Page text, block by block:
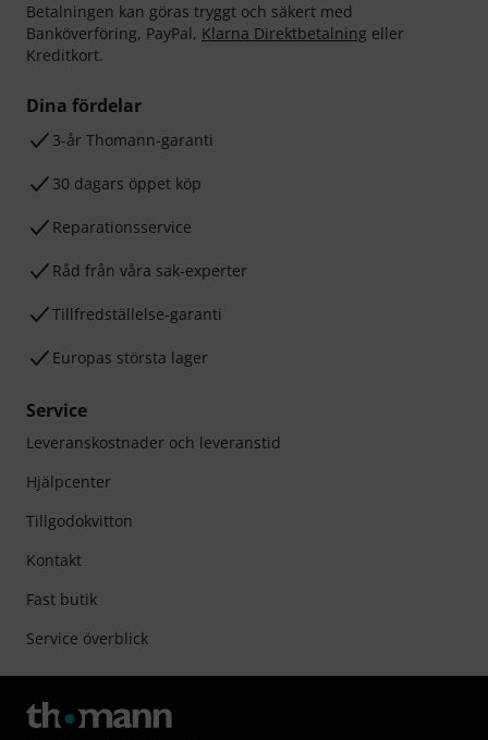
Betalningen kan göras tryggt och säkert med
Banköverföring, PayPal, Klarna Direktbetalning eller
Kreditkort.
Dina fördelar
3-år Thomann-garanti
30 dagars öppet köp
Reparationsservice
Råd från våra sak-experter
Tillfredställelse-garanti
Europas största lager
Service
Leveranskostnader och leveranstid
Hjälpcenter
Tillgodokvitton
Kontakt
Fast butik
Service överblick